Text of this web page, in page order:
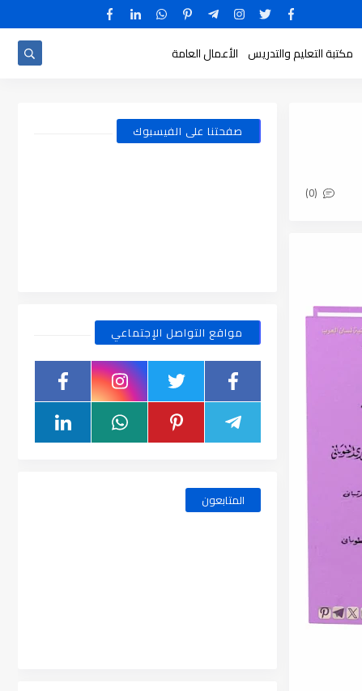
مكتبة التعليم والتدريس الأعمال العامة
(0)
صفحتنا على الفيسبوك
مواقع التواصل الإجتماعي
المتابعون